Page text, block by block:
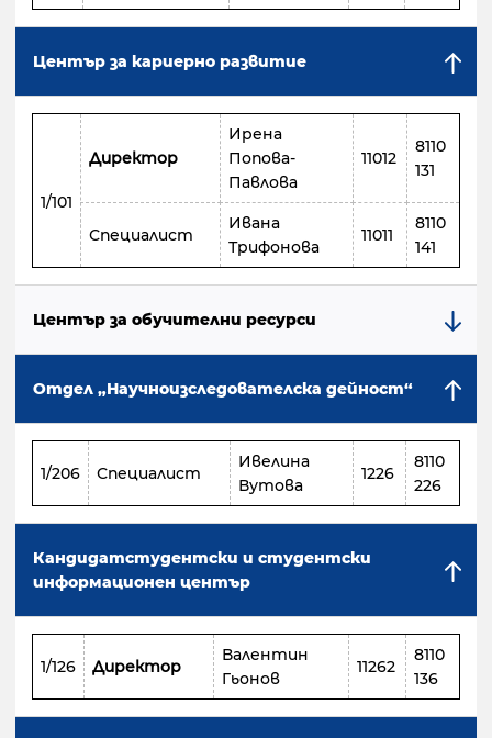
Център за кариерно развитие
1/101
Директор
Ирена
Попова-
Павлова
11012
8110
131
Специалист
Ивана
Трифонова
11011
8110
141
Център за обучителни ресурси
Отдел „Научноизследователска дейност“
1/206 Специалист
Ивелина
Вутова
1226
8110
226
Кандидатстудентски и студентски
информационен център
1/126 Директор
Валентин
Гьонов
11262
8110
136